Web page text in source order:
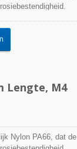
Lengte, M4
Nylon PA66, dat de